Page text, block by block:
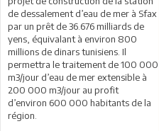
de dessalement d’eau de mer à Sfax
par un prêt de 36.676 milliards de
yens, équivalant à environ 800
millions de dinars tunisiens. Il
permettra le traitement de 100 000
m3/jour d’eau de mer extensible à
200 000 m3/jour au profit
d’environ 600 000 habitants de la
région.